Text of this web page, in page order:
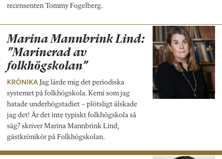
recensenten Tommy Fogelberg.
Marina Mannbrink Lind:
”Marinerad av
folkhögskolan”
KRÖNIKA Jag lärde mig det periodiska
systemet på folkhögskola. Kemi som jag
hatade underhögstadiet – plötsligt älskade
jag det! Är det inte typiskt folkhögskola så
säg? skriver Marina Mannbrink Lind,
gästkrönikör på Folkhögskolan.